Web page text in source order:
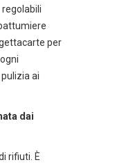
per
ai
dai
rifiuti. È